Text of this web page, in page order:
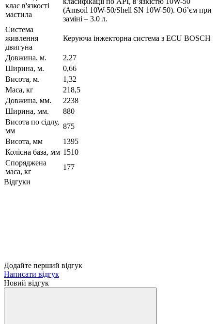
клас в'язкості
мастила
(Amsoil 10W-50/Shell SN 10W-50). Об’єм при
заміні – 3.0 л.
Система
живлення
двигуна
Керуюча інжекторна система з ECU BOSCH
Довжина, м.
2,27
Ширина, м.
0,66
Висота, м.
1,32
Маса, кг
218,5
Довжина, мм.
2238
Ширина, мм.
880
Висота по сідлу,
мм
875
Висота, мм
1395
Колісна база, мм 1510
Споряджена
маса, кг
177
Відгуки
Додайте перший відгук
Написати відгук
Новий відгук